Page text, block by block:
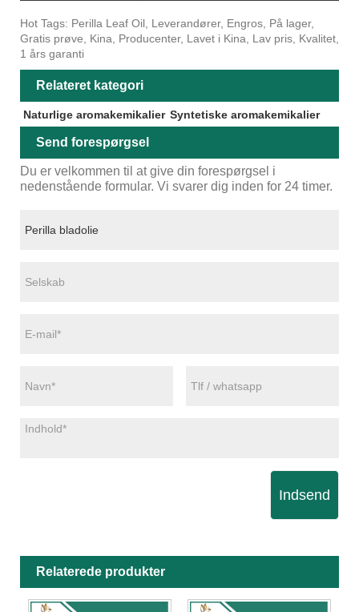
Hot Tags: Perilla Leaf Oil, Leverandører, Engros, På lager,
Gratis prøve, Kina, Producenter, Lavet i Kina, Lav pris, Kvalitet,
1 års garanti
Relateret kategori
Naturlige aromakemikalier Syntetiske aromakemikalier
Send forespørgsel
Du er velkommen til at give din forespørgsel i
nedenstående formular. Vi svarer dig inden for 24 timer.
Indsend
Relaterede produkter